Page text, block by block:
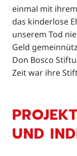
einmal mit
das kinderlose
unserem Tod
Geld
Don Bosco
Zeit war ihre
UND